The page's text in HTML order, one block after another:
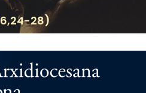
28)